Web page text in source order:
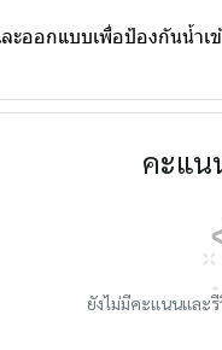
ออกแบบเพื่อป้องกันน้ำเข้
คะแน
ยังไม่มีคะแนนและ